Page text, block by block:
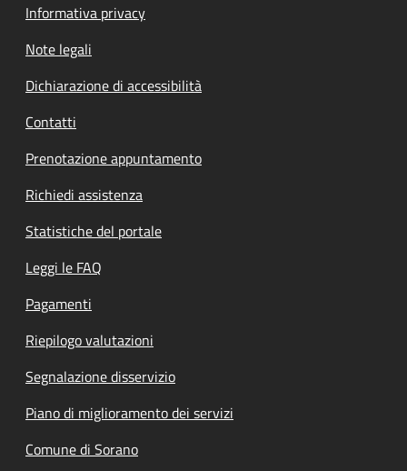
Informativa privacy
Note legali
Dichiarazione di accessibilità
Contatti
Prenotazione appuntamento
Richiedi assistenza
Statistiche del portale
Leggi le FAQ
Pagamenti
Riepilogo valutazioni
Segnalazione disservizio
Piano di miglioramento dei servizi
Comune di Sorano